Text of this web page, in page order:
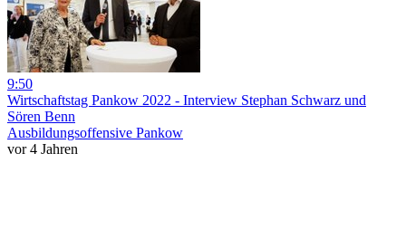
9:50
Wirtschaftstag Pankow 2022 - Interview Stephan Schwarz und
Sören Benn
Ausbildungsoffensive Pankow
vor 4 Jahren